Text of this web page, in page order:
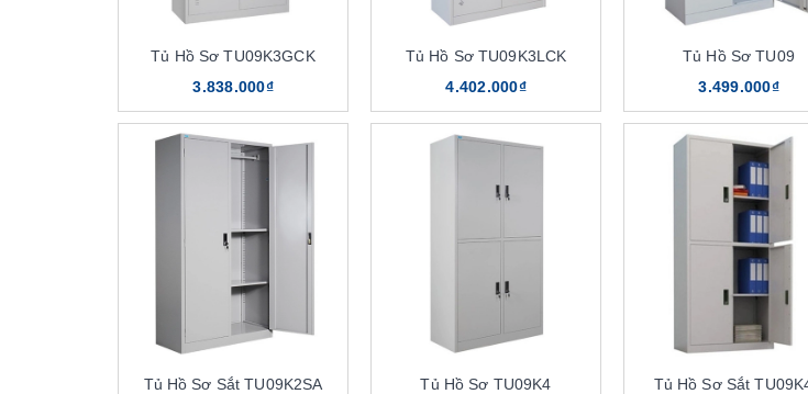
Tủ Hồ Sơ TU09K3GCK
3.838.000₫
Tủ Hồ Sơ TU09K3LCK
4.402.000₫
Tủ Hồ Sơ TU09
3.499.000₫
Tủ Hồ Sơ Sắt TU09K2SA Tủ Hồ Sơ TU09K4 Tủ Hồ Sơ Sắt